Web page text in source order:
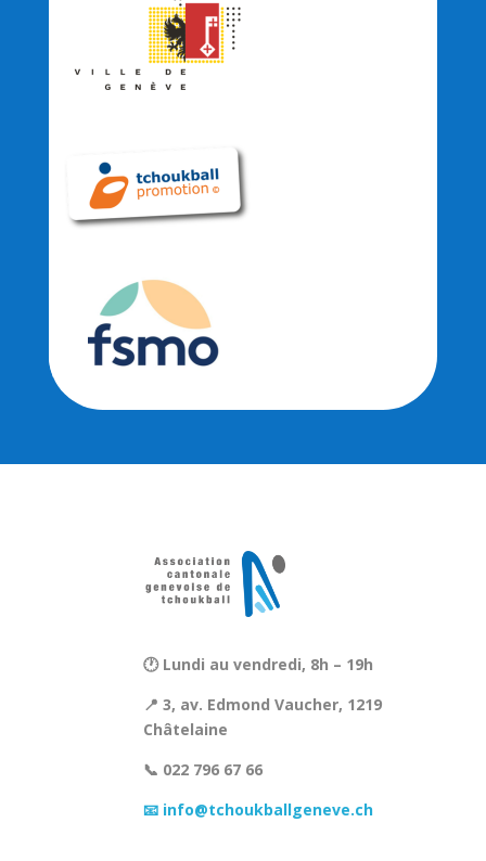
🕐 Lundi au vendredi, 8h – 19h
📍 3, av. Edmond Vaucher, 1219
Châtelaine
📞 022 796 67 66
📧 info@tchoukballgeneve.ch